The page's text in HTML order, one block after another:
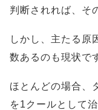
判断されれば、そ
しかし、主たる原
数あるのも現状で
ほとんどの場合、
を1クールとして